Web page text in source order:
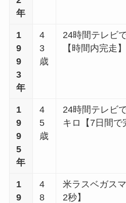
年
1
9
9
3
年
4
3
歳
24時間テレビ
【時間内完走】
1
9
9
5
年
4
5
歳
24時間テレビ
キロ【7日間で
1
9
4
8
米ラスベガス
2秒】